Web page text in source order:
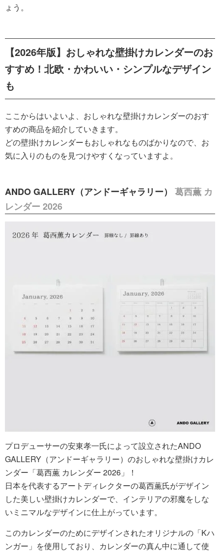
ょう。
【2026年版】おしゃれな壁掛けカレンダーのお
すすめ！北欧・かわいい・シンプルなデザイン
も
ここからはいよいよ、おしゃれな壁掛けカレンダーのおす
すめの商品を紹介していきます。
どの壁掛けカレンダーもおしゃれなものばかりなので、お
気に入りのものを見つけやすくなっていますよ。
ANDO GALLERY（アンドーギャラリー） 葛西薫 カ
レンダー 2026
プロデューサーの安東孝一氏によって設立されたANDO
GALLERY（アンドーギャラリー）のおしゃれな壁掛けカレ
ンダー「葛西薫 カレンダー 2026」！
日本を代表するアートディレクターの葛西薫氏がデザイン
した美しい壁掛けカレンダーで、インテリアの邪魔をしな
いミニマルなデザインに仕上がっています。
このカレンダーのためにデザインされたオリジナルの「Kハ
ンガー」を使用しており、カレンダーの真ん中に通して使